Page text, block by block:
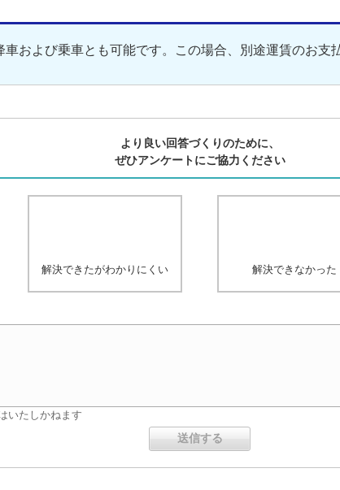
および乗車とも可能です。この場合、別途運賃のお支
より良い回答づくりのために、
ぜひアンケートにご協力ください
解決できたがわかりにくい 解決できなかった
いたしかねます